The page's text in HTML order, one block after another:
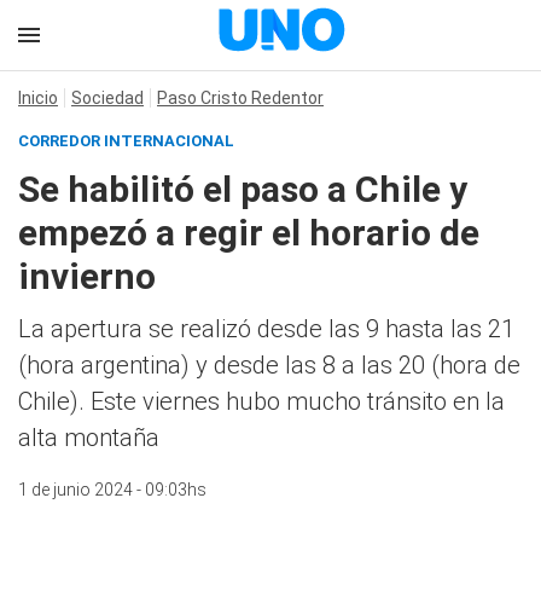
Inicio Sociedad Paso Cristo Redentor
CORREDOR INTERNACIONAL
Se habilitó el paso a Chile y
empezó a regir el horario de
invierno
La apertura se realizó desde las 9 hasta las 21
(hora argentina) y desde las 8 a las 20 (hora de
Chile). Este viernes hubo mucho tránsito en la
alta montaña
1 de junio 2024 - 09:03hs